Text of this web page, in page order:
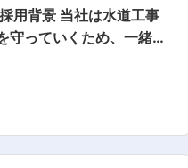
守っていくため、一緒
成 もしくは、建設会